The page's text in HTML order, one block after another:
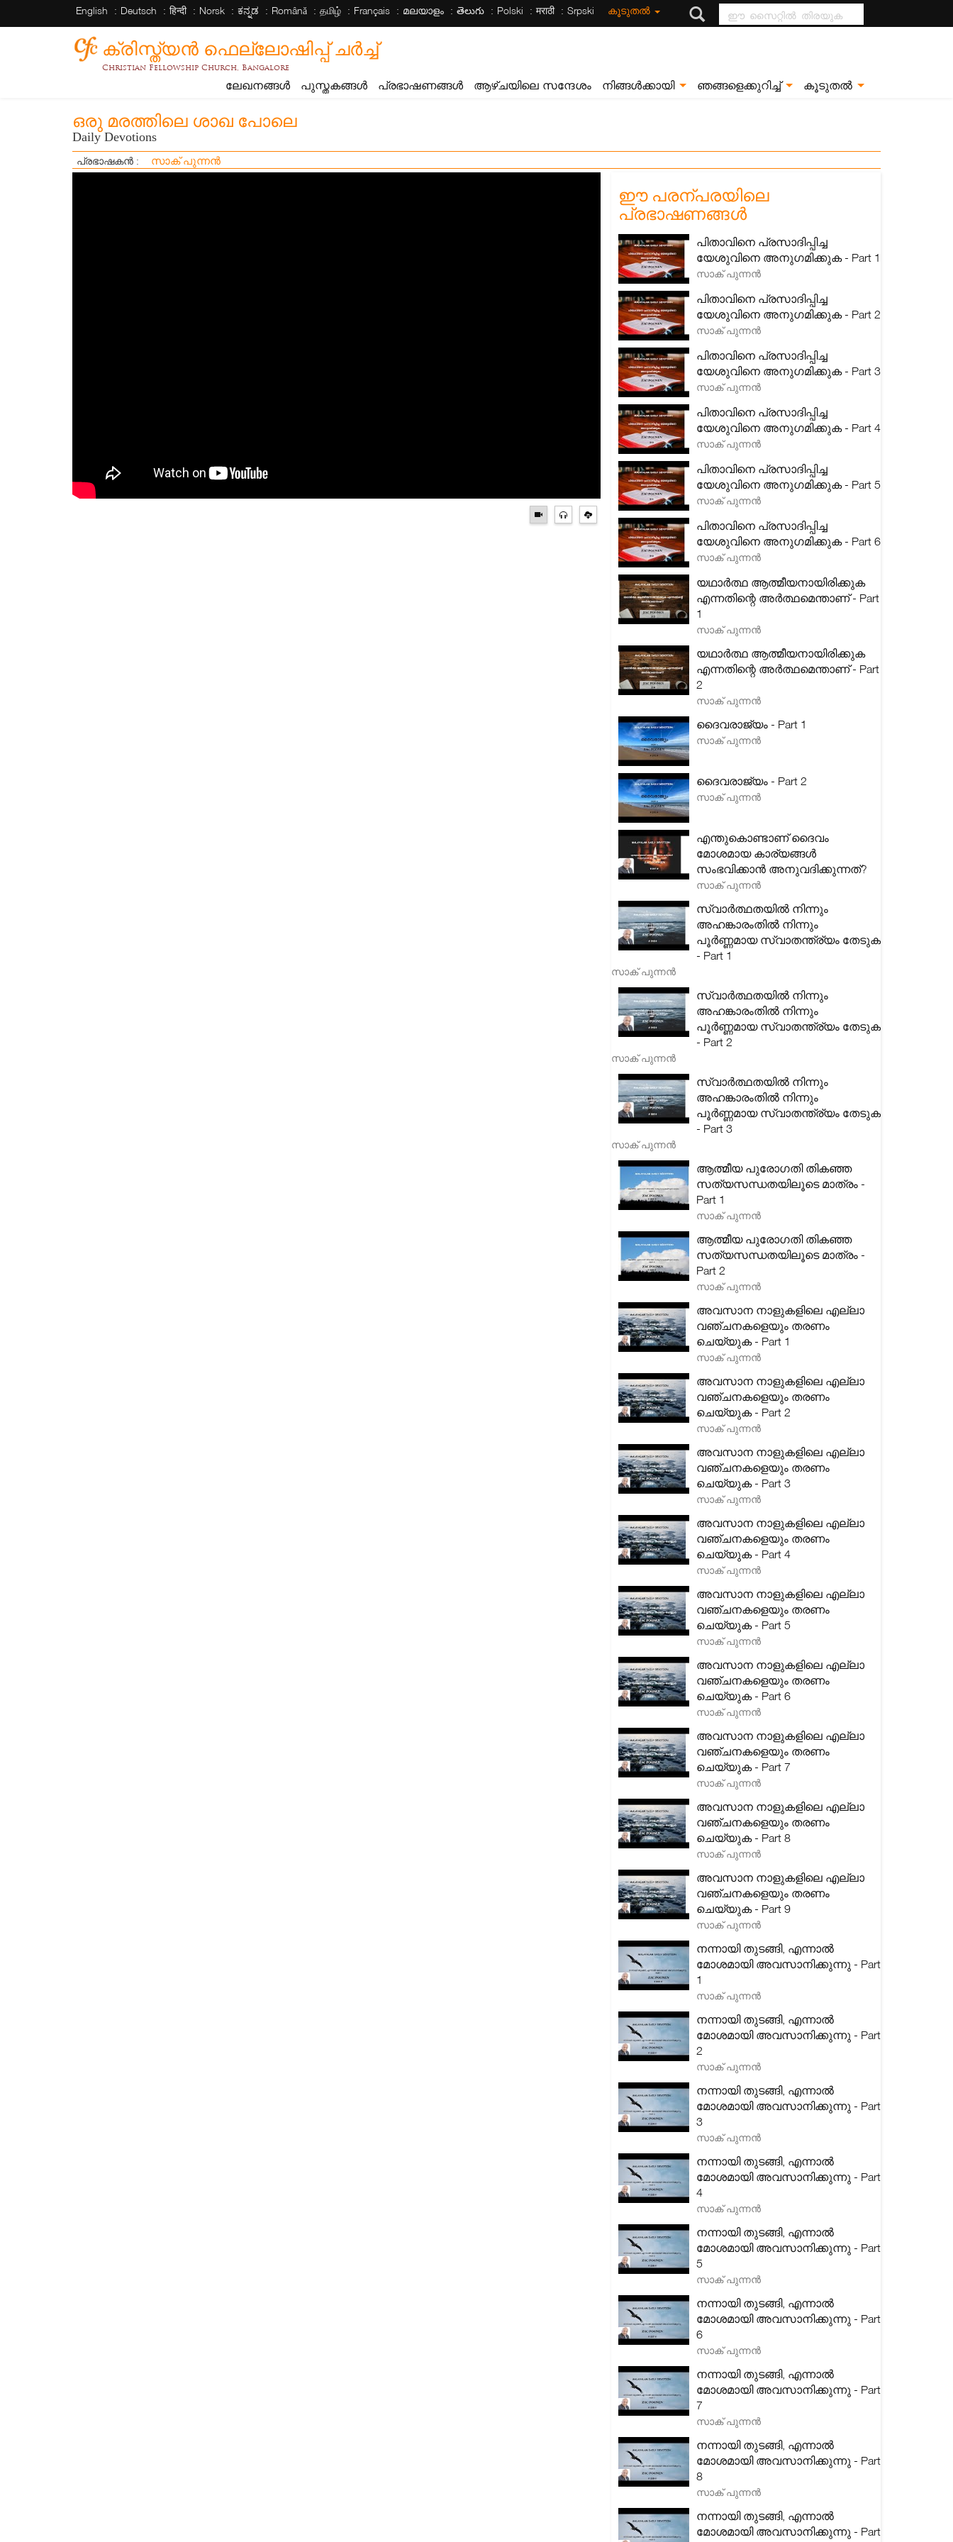
English Deutsch हिन्दी Norsk ಕನ್ನಡ Română தமிழ் Français മലയാളം తెలుగు Polski मराठी Srpski കൂടുതൽ
ഈ സൈറ്റിൽ
തിരയുക
ക്രിസ്ത്യന്‍ ഫെല്ലോഷിപ്പ് ചര്‍ച്ച്
Christian Fellowship Church, Bangalore
ലേഖനങ്ങൾ പുസ്തകങ്ങൾ പ്രഭാഷണങ്ങൾ ആഴ്ചയിലെ സന്ദേശം നിങ്ങൾക്കായി ഞങ്ങളെക്കുറിച്ച് കൂടുതൽ
ഒരു മരത്തിലെ ശാഖ പോലെ
Daily Devotions
പ്രഭാഷകൻ : സാക് പുന്നൻ
ഈ പരന്പരയിലെ
പ്രഭാഷണങ്ങൾ
പിതാവിനെ പ്രസാദിപ്പിച്ച
യേശുവിനെ അനുഗമിക്കുക - Part 1
സാക് പുന്നൻ
പിതാവിനെ പ്രസാദിപ്പിച്ച
യേശുവിനെ അനുഗമിക്കുക - Part 2
സാക് പുന്നൻ
പിതാവിനെ പ്രസാദിപ്പിച്ച
യേശുവിനെ അനുഗമിക്കുക - Part 3
സാക് പുന്നൻ
പിതാവിനെ പ്രസാദിപ്പിച്ച
യേശുവിനെ അനുഗമിക്കുക - Part 4
സാക് പുന്നൻ
പിതാവിനെ പ്രസാദിപ്പിച്ച
യേശുവിനെ അനുഗമിക്കുക - Part 5
സാക് പുന്നൻ
പിതാവിനെ പ്രസാദിപ്പിച്ച
യേശുവിനെ അനുഗമിക്കുക - Part 6
സാക് പുന്നൻ
യഥാർത്ഥ ആത്മീയനായിരിക്കുക
എന്നതിന്റെ അർത്ഥമെന്താണ് - Part
1
സാക് പുന്നൻ
യഥാർത്ഥ ആത്മീയനായിരിക്കുക
എന്നതിന്റെ അർത്ഥമെന്താണ് - Part
2
സാക് പുന്നൻ
ദൈവരാജ്യം - Part 1
സാക് പുന്നൻ
ദൈവരാജ്യം - Part 2
സാക് പുന്നൻ
എന്തുകൊണ്ടാണ് ദൈവം
മോശമായ കാര്യങ്ങൾ
സംഭവിക്കാൻ അനുവദിക്കുന്നത്?
സാക് പുന്നൻ
സ്വാർത്ഥതയിൽ നിന്നും
അഹങ്കാരംതിൽ നിന്നും
പൂർണ്ണമായ സ്വാതന്ത്ര്യം തേടുക
- Part 1
സാക് പുന്നൻ
സ്വാർത്ഥതയിൽ നിന്നും
അഹങ്കാരംതിൽ നിന്നും
പൂർണ്ണമായ സ്വാതന്ത്ര്യം തേടുക
- Part 2
സാക് പുന്നൻ
സ്വാർത്ഥതയിൽ നിന്നും
അഹങ്കാരംതിൽ നിന്നും
പൂർണ്ണമായ സ്വാതന്ത്ര്യം തേടുക
- Part 3
സാക് പുന്നൻ
ആത്മീയ പുരോഗതി തികഞ്ഞ
സത്യസന്ധതയിലൂടെ മാത്രം -
Part 1
സാക് പുന്നൻ
ആത്മീയ പുരോഗതി തികഞ്ഞ
സത്യസന്ധതയിലൂടെ മാത്രം -
Part 2
സാക് പുന്നൻ
അവസാന നാളുകളിലെ എല്ലാ
വഞ്ചനകളെയും തരണം
ചെയ്യുക - Part 1
സാക് പുന്നൻ
അവസാന നാളുകളിലെ എല്ലാ
വഞ്ചനകളെയും തരണം
ചെയ്യുക - Part 2
സാക് പുന്നൻ
അവസാന നാളുകളിലെ എല്ലാ
വഞ്ചനകളെയും തരണം
ചെയ്യുക - Part 3
സാക് പുന്നൻ
അവസാന നാളുകളിലെ എല്ലാ
വഞ്ചനകളെയും തരണം
ചെയ്യുക - Part 4
സാക് പുന്നൻ
അവസാന നാളുകളിലെ എല്ലാ
വഞ്ചനകളെയും തരണം
ചെയ്യുക - Part 5
സാക് പുന്നൻ
അവസാന നാളുകളിലെ എല്ലാ
വഞ്ചനകളെയും തരണം
ചെയ്യുക - Part 6
സാക് പുന്നൻ
അവസാന നാളുകളിലെ എല്ലാ
വഞ്ചനകളെയും തരണം
ചെയ്യുക - Part 7
സാക് പുന്നൻ
അവസാന നാളുകളിലെ എല്ലാ
വഞ്ചനകളെയും തരണം
ചെയ്യുക - Part 8
സാക് പുന്നൻ
അവസാന നാളുകളിലെ എല്ലാ
വഞ്ചനകളെയും തരണം
ചെയ്യുക - Part 9
സാക് പുന്നൻ
നന്നായി തുടങ്ങി, എന്നാൽ
മോശമായി അവസാനിക്കുന്നു - Part
1
സാക് പുന്നൻ
നന്നായി തുടങ്ങി, എന്നാൽ
മോശമായി അവസാനിക്കുന്നു - Part
2
സാക് പുന്നൻ
നന്നായി തുടങ്ങി, എന്നാൽ
മോശമായി അവസാനിക്കുന്നു - Part
3
സാക് പുന്നൻ
നന്നായി തുടങ്ങി, എന്നാൽ
മോശമായി അവസാനിക്കുന്നു - Part
4
സാക് പുന്നൻ
നന്നായി തുടങ്ങി, എന്നാൽ
മോശമായി അവസാനിക്കുന്നു - Part
5
സാക് പുന്നൻ
നന്നായി തുടങ്ങി, എന്നാൽ
മോശമായി അവസാനിക്കുന്നു - Part
6
സാക് പുന്നൻ
നന്നായി തുടങ്ങി, എന്നാൽ
മോശമായി അവസാനിക്കുന്നു - Part
7
സാക് പുന്നൻ
നന്നായി തുടങ്ങി, എന്നാൽ
മോശമായി അവസാനിക്കുന്നു - Part
8
സാക് പുന്നൻ
നന്നായി തുടങ്ങി, എന്നാൽ
മോശമായി അവസാനിക്കുന്നു - Part